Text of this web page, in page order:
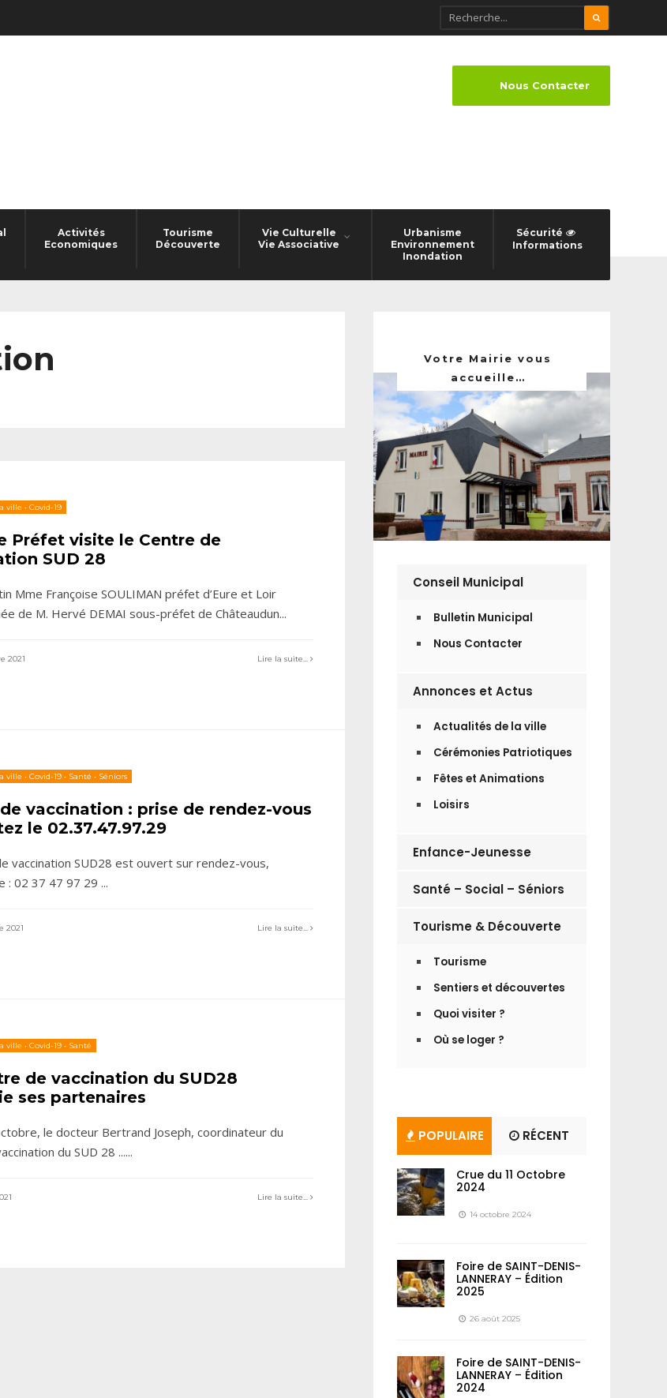
Activités
Economiques
Tourisme
Découverte
Vie Culturelle
Vie Associative
Urbanisme
Environnement
Inondation
Sécurité
Informations
Nous Contacter
ville • Covid-19
Préfet visite le Centre de
SUD 28
Mme Françoise SOULIMAN préfet d’Eure et Loir
de M. Hervé DEMAI sous-préfet de Châteaudun...
2021 Lire la suite...
ville • Covid-19 • Santé • Séniors
vaccination : prise de rendez-vous
le 02.37.47.97.29
vaccination SUD28 est ouvert sur rendez-vous,
: 02 37 47 97 29 ...
2021 Lire la suite...
ville • Covid-19 • Santé
de vaccination du SUD28
ses partenaires
le docteur Bertrand Joseph, coordinateur du
du SUD 28 ......
Lire la suite...
Votre Mairie vous
accueille…
Conseil Municipal
Bulletin Municipal
Nous Contacter
Annonces et Actus
Actualités de la ville
Cérémonies Patriotiques
Fêtes et Animations
Loisirs
Enfance-Jeunesse
Santé – Social – Séniors
Tourisme & Découverte
Tourisme
Sentiers et découvertes
Quoi visiter ?
Où se loger ?
POPULAIRE RÉCENT
Crue du 11 Octobre
2024
14 octobre 2024
Foire de SAINT-DENIS-
LANNERAY – Édition
2025
26 août 2025
Foire de SAINT-DENIS-
LANNERAY – Édition
2024